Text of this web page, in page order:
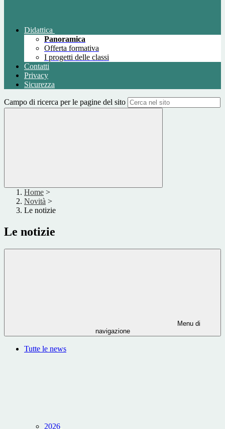
Didattica
Panoramica
Offerta formativa
I progetti delle classi
Contatti
Privacy
Sicurezza
Campo di ricerca per le pagine del sito
Home >
Novità >
Le notizie
Le notizie
Menu di
navigazione
Tutte le news
2026